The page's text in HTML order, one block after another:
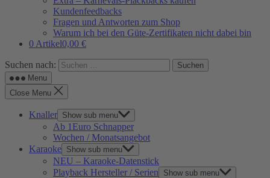
Kundenfeedbacks
Fragen und Antworten zum Shop
Warum ich bei den Güte-Zertifikaten nicht dabei bin
0 Artikel0,00 €
Suchen nach:
Menu
Close Menu
Knaller Show sub menu
Ab 1Euro Schnapper
Wochen / Monatsangebot
Karaoke Show sub menu
NEU – Karaoke-Datenstick
Playback Hersteller / Serien
Show sub menu